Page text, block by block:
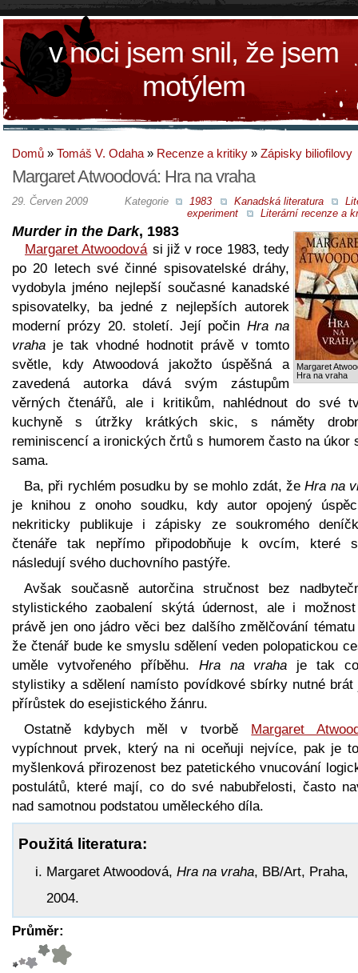
v noci jsem snil, že jsem
motýlem
Domů » Tomáš V. Odaha » Recenze a kritiky » Zápisky biliofilovy
Margaret Atwoodová: Hra na vraha
Kategorie 1983 Kanadská literatura
experiment
Literární recenze a
29. Červen 2009
Margaret
Hra na vraha
Murder in the Dark, 1983
Margaret Atwoodová si již v roce 1983, tedy
po 20 letech své činné spisovatelské dráhy,
vydobyla jméno nejlepší současné kanadské
spisovatelky, ba jedné z nejlepších autorek
moderní prózy 20. století. Její počin Hra na
vraha je tak vhodné hodnotit právě v tomto
světle, kdy Atwoodová jakožto úspěšná a
zavedená autorka dává svým zástupům
věrných čtenářů, ale i kritikům, nahlédnout do své
kuchyně s útržky krátkých skic, s náměty
reminiscencí a ironických črtů s humorem často na úkor
sama.
Ba, při rychlém posudku by se mohlo zdát, žeHra na
je knihou z onoho soudku, kdy autor opojený
nekriticky publikuje i zápisky ze soukromého
čtenáře tak nepřímo připodobňuje k ovcím, které
následují svého duchovního pastýře.
Avšak současně autorčina stručnost bez
stylistického zaobalení skýtá údernost, ale i
právě jen ono jádro věci bez dalšího změlčování
že čtenář bude ke smyslu sdělení veden polopatickou
uměle vytvořeného příběhu. Hra na vraha je tak
stylistiky a sdělení namísto povídkové sbírky nutné brát
přírůstek do esejistického žánru.
Ostatně kdybych měl v tvorbě Margaret
vypíchnout prvek, který na ni oceňuji nejvíce, pak je
myšlenková přirozenost bez patetického vnucování
postulátů, které mají, co do své nabubřelosti, často
nad samotnou podstatou uměleckého díla.
Použitá literatura:
Margaret Atwoodová, Hra na vraha, BB/Art, Praha,
2004.
Průměr: